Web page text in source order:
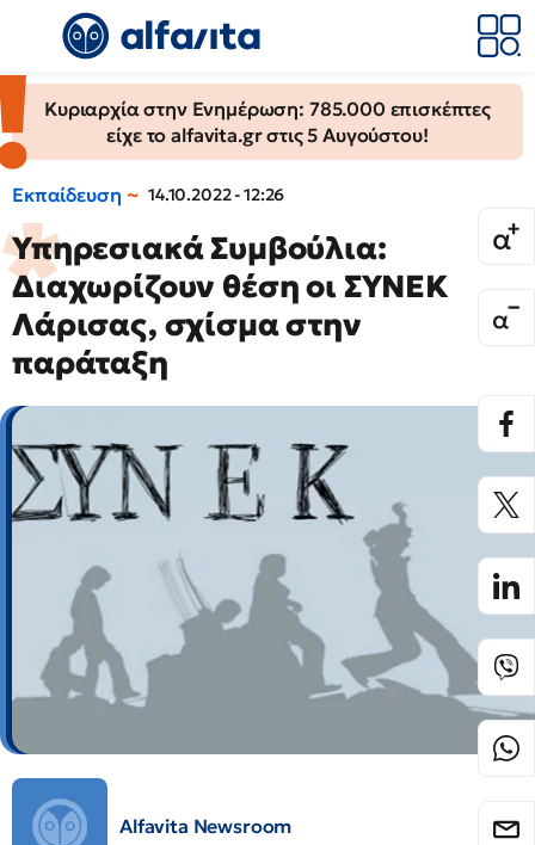
Κυριαρχία στην Ενημέρωση: 785.000 επισκέπτες
είχε το alfavita.gr στις 5 Αυγούστου!
Εκπαίδευση 14.10.2022 - 12:26
Υπηρεσιακά Συμβούλια:
Διαχωρίζουν θέση οι ΣΥΝΕΚ
Λάρισας, σχίσμα στην
παράταξη
Alfavita Newsroom